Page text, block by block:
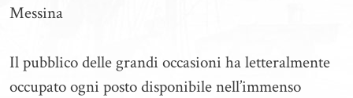
Messina
Il pubblico delle grandi occasioni ha letteralmente
occupato ogni posto disponibile nell’immenso